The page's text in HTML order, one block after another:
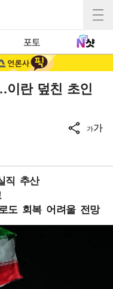
포토
이란 덮친 초인
가가
직 추산
도 회복 어려울 전망